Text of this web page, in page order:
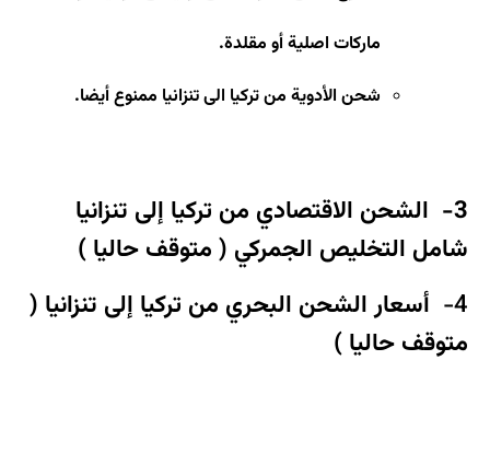
ماركات اصلية أو مقلدة.
شحن الأدوية من تركيا الى تنزانيا ممنوع أيضا.
3-
الشحن الاقتصادي من تركيا إلى تنزانيا
شامل التخليص الجمركي ( متوقف حاليا )
4-
أسعار الشحن البحري من تركيا إلى تنزانيا (
متوقف حاليا )